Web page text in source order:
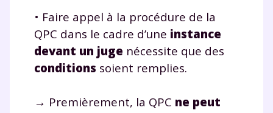
• Faire appel à la procédure de la
QPC dans le cadre d’une instance
devant un juge nécessite que des
conditions soient remplies.
→ Premièrement, la QPC ne peut
plateforme de soutien
scolaire !
Fiches de cours et vidéos
exercices
corrigés, podcasts de révisions
suivre les progrès